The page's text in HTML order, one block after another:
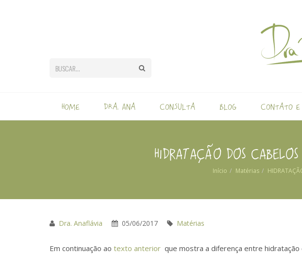
Home Dra. Ana Consulta Blog Contato
HIDRATAÇÃO DOS
Início Matérias
Dra. Anaflávia 05/06/2017 Matérias
Em continuação ao texto anterior que mostra a diferença entre